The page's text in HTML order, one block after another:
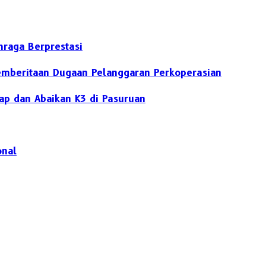
Berprestasi
Dugaan Pelanggaran Perkoperasian
dan Abaikan K3 di Pasuruan